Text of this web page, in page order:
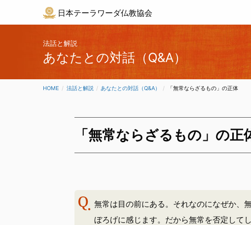
日本テーラワーダ仏教協会
法話と解説
あなたとの対話（Q&A）
HOME 法話と解説 あなたとの対話（Q&A） CURRENT:
「無常ならざるもの」の正体
「無常ならざるもの」の正
無常は目の前にある。それなのになぜか、
ぼろげに感じます。だから無常を否定して